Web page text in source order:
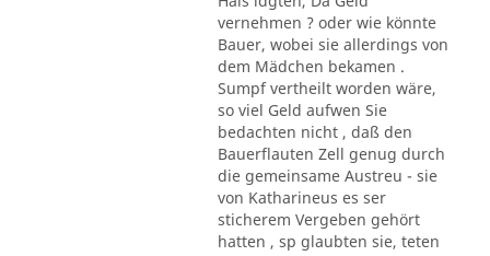
vernehmen ? oder wie könnte
Bauer, wobei sie allerdings von
dem Mädchen bekamen .
Sumpf vertheilt worden wäre,
so viel Geld aufwen Sie
bedachten nicht , daß den
Bauerflauten Zell genug durch
die gemeinsame Austreu - sie
von Katharineus es ser
sticherem Vergeben gehört
hatten , sp glaubten sie, teten